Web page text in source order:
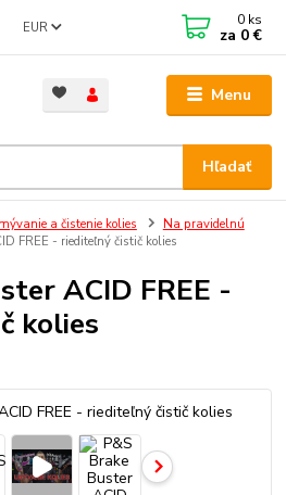
Menu
EUR
Hľadať
0 ks
za 0 €
a čistenie kolies
Na pravidelnú
FREE - riediteľný čistič kolies
ACID FREE -
kolies